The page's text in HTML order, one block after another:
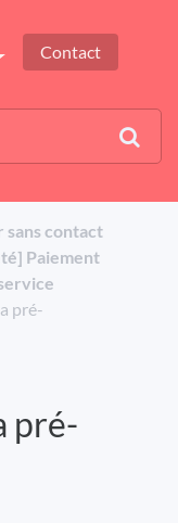
Contact
sans contact
Paiement
pré-
pré-